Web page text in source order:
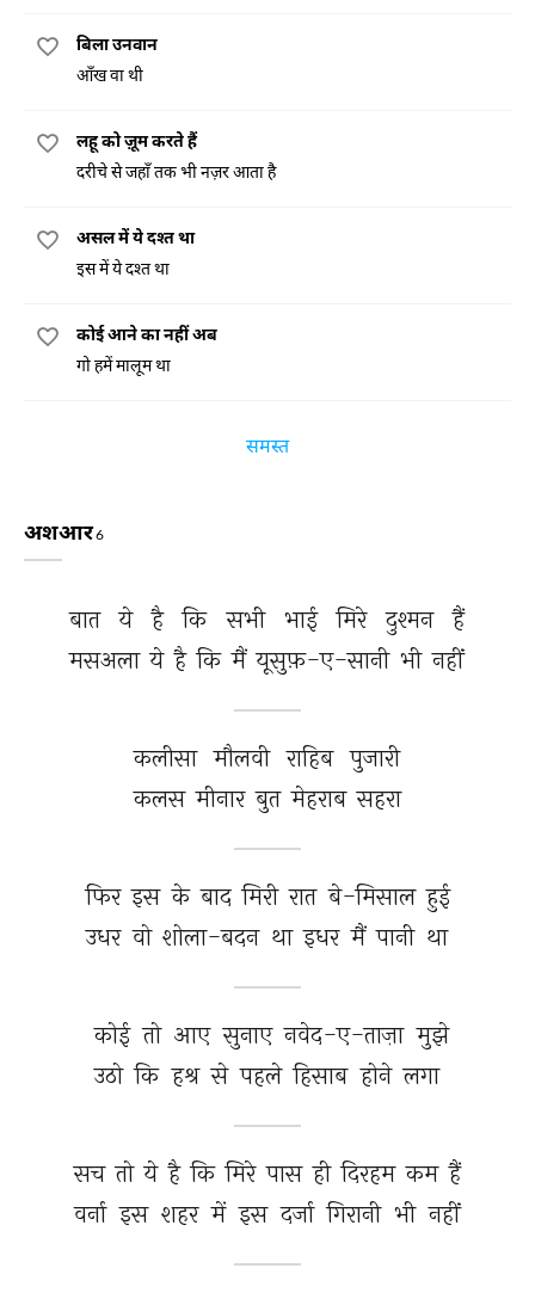
बिला उनवान
आँख वा थी
लहू को ज़ूम करते हैं
दरीचे से जहाँ तक भी नज़र आता है
असल में ये दश्त था
इस में ये दश्त था
कोई आने का नहीं अब
गो हमें मालूम था
समस्त
अशआर6
बात ये है कि सभी भाई मिरे दुश्मन हैं
मसअला ये है कि मैं यूसुफ़-ए-सानी भी नहीं
कलीसा मौलवी राहिब पुजारी
कलस मीनार बुत मेहराब सहरा
फिर इस के बाद मिरी रात बे-मिसाल हुई
उधर वो शोला-बदन था इधर मैं पानी था
कोई तो आए सुनाए नवेद-ए-ताज़ा मुझे
उठो कि हश्र से पहले हिसाब होने लगा
सच तो ये है कि मिरे पास ही दिरहम कम हैं
वर्ना इस शहर में इस दर्जा गिरानी भी नहीं